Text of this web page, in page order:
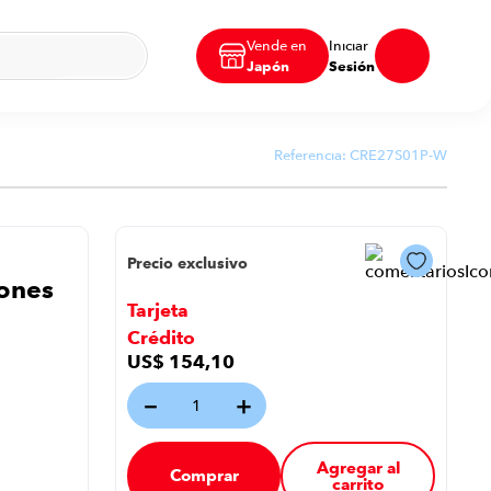
Vende en
Japón
Iniciar
Sesión
Referencia: CRE27S01P-W
Precio exclusivo
Tarjeta
Crédito
US$ 154,10
＋
－
Comprar Agregar al
carrito